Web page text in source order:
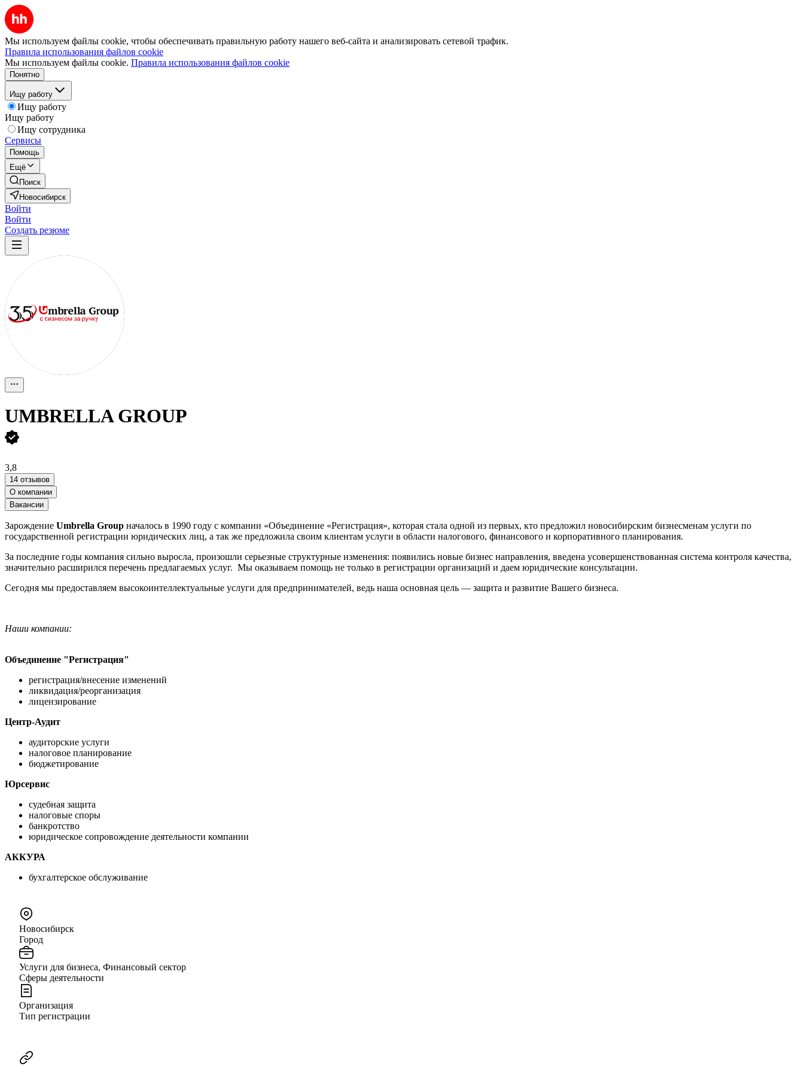
Мы используем файлы cookie, чтобы обеспечивать правильную работу нашего веб-сайта и анализировать сетевой трафик.
Правила использования файлов cookie
Мы используем файлы cookie. Правила использования файлов cookie
Понятно
Ищу работу
Ищу работу
Ищу работу
Ищу сотрудника
Сервисы
Помощь
Ещё
Поиск
Новосибирск
Войти
Войти
Создать резюме
UMBRELLA GROUP
3,8
14 отзывов
О компании
Вакансии
Зарождение Umbrella Group началось в 1990 году с компании «Объединение «Регистрация», которая стала одной из первых, кто предложил новосибирским бизнесменам услуги по
государственной регистрации юридических лиц, а так же предложила своим клиентам услуги в области налогового, финансового и корпоративного планирования.
За последние годы компания сильно выросла, произошли серьезные структурные изменения: появились новые бизнес направления, введена усовершенствованная система контроля качества,
значительно расширился перечень предлагаемых услуг. Мы оказываем помощь не только в регистрации организаций и даем юридические консультации.
Сегодня мы предоставляем высокоинтеллектуальные услуги для предпринимателей, ведь наша основная цель — защита и развитие Вашего бизнеса.
Наши компании:
Объединение "Регистрация"
регистрация/внесение изменений
ликвидация/реорганизация
лицензирование
Центр-Аудит
аудиторские услуги
налоговое планирование
бюджетирование
Юрсервис
судебная защита
налоговые споры
банкротство
юридическое сопровождение деятельности компании
АККУРА
бухгалтерское обслуживание
Новосибирск
Город
Услуги для бизнеса, Финансовый сектор
Сферы деятельности
Организация
Тип регистрации